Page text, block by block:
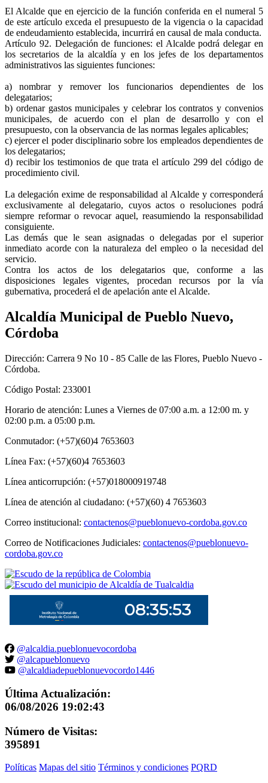
El Alcalde que en ejercicio de la función conferida en el numeral 5
de este artículo exceda el presupuesto de la vigencia o la capacidad
de endeudamiento establecida, incurrirá en causal de mala conducta.
Artículo 92. Delegación de funciones: el Alcalde podrá delegar en
los secretarios de la alcaldía y en los jefes de los departamentos
administrativos las siguientes funciones:
a) nombrar y remover los funcionarios dependientes de los
delegatarios;
b) ordenar gastos municipales y celebrar los contratos y convenios
municipales, de acuerdo con el plan de desarrollo y con el
presupuesto, con la observancia de las normas legales aplicables;
c) ejercer el poder disciplinario sobre los empleados dependientes de
los delegatarios;
d) recibir los testimonios de que trata el artículo 299 del código de
procedimiento civil.
La delegación exime de responsabilidad al Alcalde y corresponderá
exclusivamente al delegatario, cuyos actos o resoluciones podrá
siempre reformar o revocar aquel, reasumiendo la responsabilidad
consiguiente.
Las demás que le sean asignadas o delegadas por el superior
inmediato acorde con la naturaleza del empleo o la necesidad del
servicio.
Contra los actos de los delegatarios que, conforme a las
disposiciones legales vigentes, procedan recursos por la vía
gubernativa, procederá el de apelación ante el Alcalde.
Alcaldía Municipal de Pueblo Nuevo,
Córdoba
Dirección: Carrera 9 No 10 - 85 Calle de las Flores, Pueblo Nuevo -
Córdoba.
Código Postal: 233001
Horario de atención: Lunes a Viernes de 07:00 a.m. a 12:00 m. y
02:00 p.m. a 05:00 p.m.
Conmutador: (+57)(60)4 7653603
Línea Fax: (+57)(60)4 7653603
Línea anticorrupción: (+57)018000919748
Línea de atención al ciudadano: (+57)(60) 4 7653603
Correo institucional: contactenos@pueblonuevo-cordoba.gov.co
Correo de Notificaciones Judiciales: contactenos@pueblonuevo-
cordoba.gov.co
@alcaldia.pueblonuevocordoba
@alcapueblonuevo
@alcaldiadepueblonuevocordo1446
Última Actualización:
06/08/2026 19:02:43
Número de Visitas:
395891
Políticas Mapas del sitio Términos y condiciones PQRD